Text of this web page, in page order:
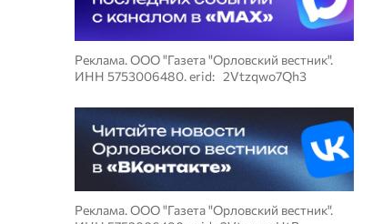
Реклама. ООО "Газета "Орловский вестник".
ИНН 5753006480. erid: 2Vtzqwo7Qh3
Реклама. ООО "Газета "Орловский вестник".